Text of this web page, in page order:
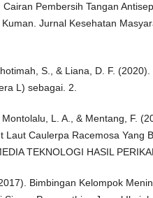
Cairan Pembersih Tangan
Jurnal Kesehatan
S., & Liana, D. F.
L) sebagai. 2.
Montolalu, L. A., & Mentang, F.
Laut Caulerpa Racemosa Yang
TEKNOLOGI HASIL
Bimbingan Kelompok